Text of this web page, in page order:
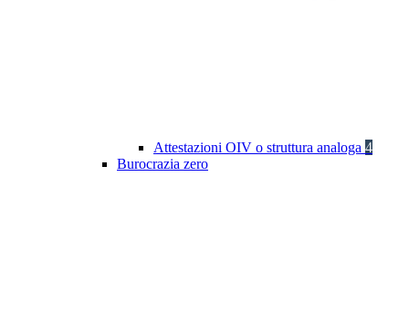
Attestazioni OIV o struttura analoga 4
Burocrazia zero